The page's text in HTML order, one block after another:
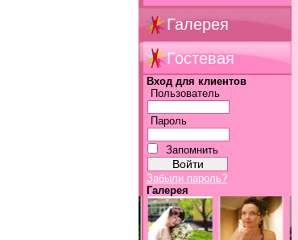
Галерея
Гостевая
Вход для клиентов
Пользователь
Пароль
Запомнить
Забыли пароль?
Галерея